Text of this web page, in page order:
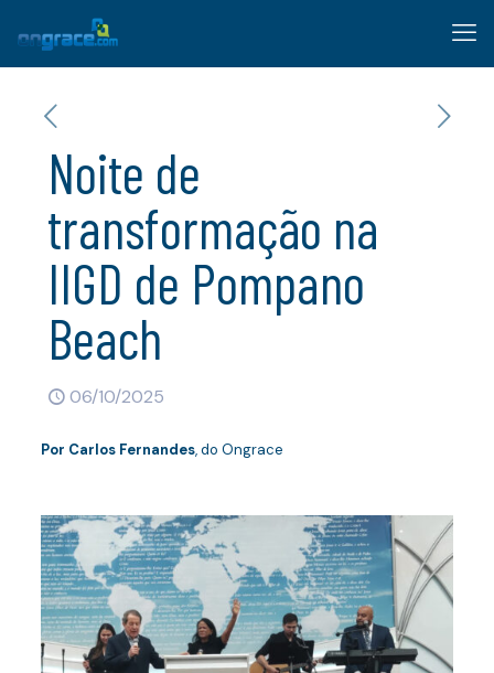
Noite de
transformação na
IIGD de Pompano
Beach
06/10/2025
Por Carlos Fernandes, do Ongrace